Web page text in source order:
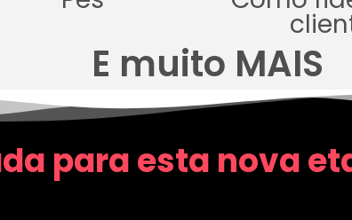
E muito MAIS
para esta nova